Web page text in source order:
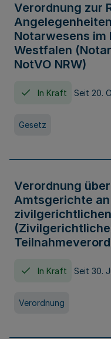
Verordnung zur
Notarwesens im
Westfalen
NotVO NRW)
In Kraft Seit 20.
Gesetz
Verordnung
Amtsgerichte
In Kraft Seit 30.
Verordnung